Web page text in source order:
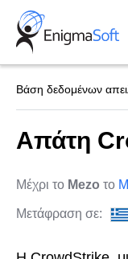
Skip
content
Βάση δεδομένων
Απάτη
Μέχρι το Mezo το
Μετάφραση σε: